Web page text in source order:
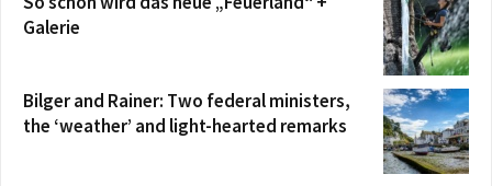
Galerie
Bilger and Rainer: Two federal ministers,
the ‘weather’ and light-hearted remarks